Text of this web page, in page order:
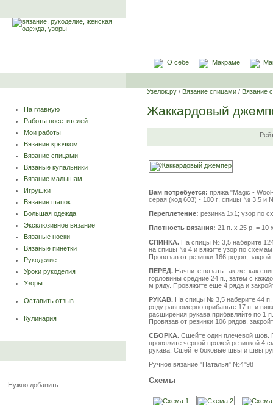
О себе Макраме
На главную
Работы посетителей
Мои работы
Вязание крючком
Вязание спицами
Вязаные купальники
Вязание малышам
Игрушки
Вязание шапок
Большая одежда
Эксклюзивное вязание
Вязаные носки
Вязаные пинетки
Рукоделие
Уроки рукоделия
Узоры
Оставить отзыв
Кулинария
Нужно добавить...
Узелок.ру / Вязание спицами / Вязание
Жаккардовый
Вам потребуется: пряжа "Magic -
серая (код 603) - 100 г; спицы № 3,5 и
Переплетение: резинка 1x1; узор по
Плотность вязания: 21 п. х 25 р. = 10
СПИНКА. На спицы № 3,5 наберите
на спицы № 4 и вяжите узор по схемам
Провязав от резинки 166 рядов,
ПЕРЕД. Начните вязать так же, как
горловины средние 24 п., затем с
м ряду. Провяжите еще 4 ряда и
РУКАВ. На спицы № 3,5 наберите 44 п.
ряду равномерно прибавьте 17 п. и
расширения рукава прибавляйте по 1
Провязав от резинки 106 рядов,
СБОРКА. Сшейте один плечевой шов.
провяжите черной пряжей резинкой 4
рукава. Сшейте боковые швы и швы
Ручное вязание "Наталья" №4"98
Схемы